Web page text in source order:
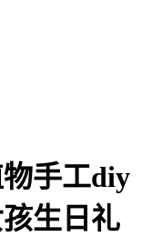
手工diy
生日礼